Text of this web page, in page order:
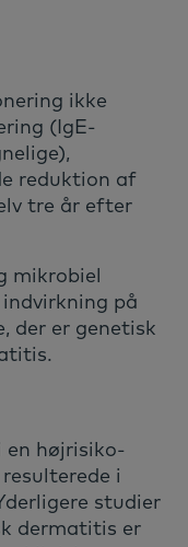
ikke
(IgE-
reduktion af
tre år efter
mikrobiel
på
der er genetisk
en højrisiko-
i
studier
dermatitis er